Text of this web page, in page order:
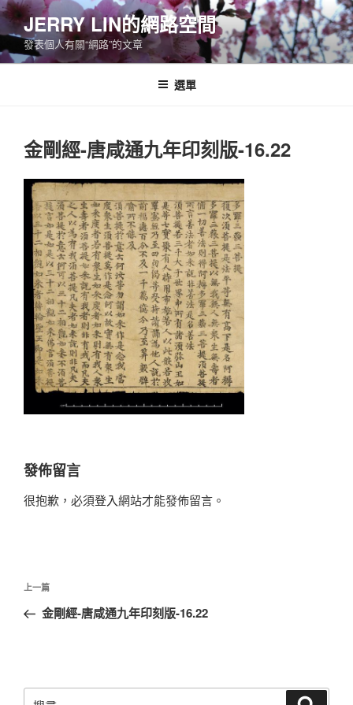
跳
至
主
要
JERRY LIN的網路空間
發表個人有關“網路”的文章
選單
金剛經-唐咸通九年印刻版-16.22
發佈留言
很抱歉，必須登入網站才能發佈留言。
文
導
上
一
上一篇
金剛經-唐咸通九年印刻版-16.22